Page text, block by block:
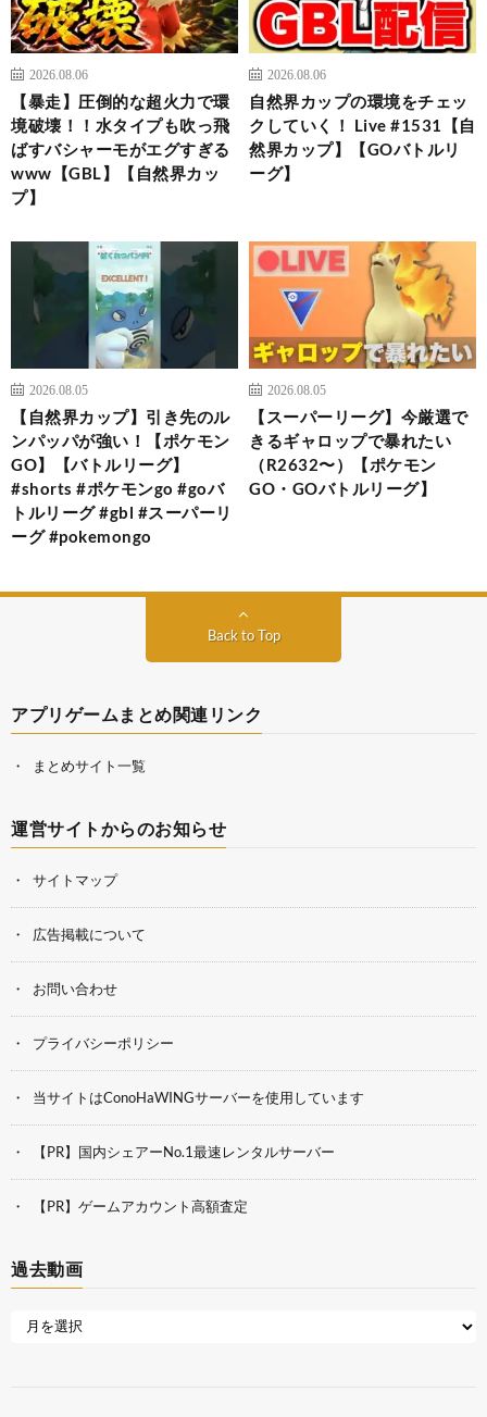
2026.08.06
【暴走】圧倒的な超火力で環
境破壊！！水タイプも吹っ飛
ばすバシャーモがエグすぎる
www【GBL】【自然界カッ
プ】
2026.08.06
自然界カップの環境をチェッ
クしていく！ Live #1531【自
然界カップ】【GOバトルリ
ーグ】
2026.08.05
【自然界カップ】引き先のル
ンパッパが強い！【ポケモン
GO】【バトルリーグ】
#shorts #ポケモンgo #goバ
トルリーグ #gbl #スーパーリ
ーグ #pokemongo
2026.08.05
【スーパーリーグ】今厳選で
きるギャロップで暴れたい
（R2632〜）【ポケモン
GO・GOバトルリーグ】
Back to Top
アプリゲームまとめ関連リンク
まとめサイト一覧
運営サイトからのお知らせ
サイトマップ
広告掲載について
お問い合わせ
プライバシーポリシー
当サイトはConoHaWINGサーバーを使用しています
【PR】国内シェアーNo.1最速レンタルサーバー
【PR】ゲームアカウント高額査定
過去動画